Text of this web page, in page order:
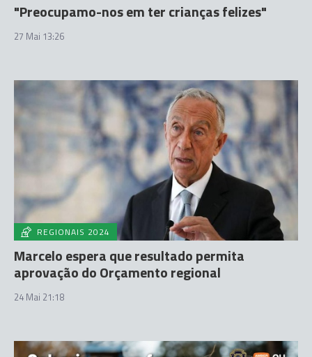
"Preocupamo-nos em ter crianças felizes"
27 Mai 13:26
REGIONAIS 2024
Marcelo espera que resultado permita
aprovação do Orçamento regional
24 Mai 21:18